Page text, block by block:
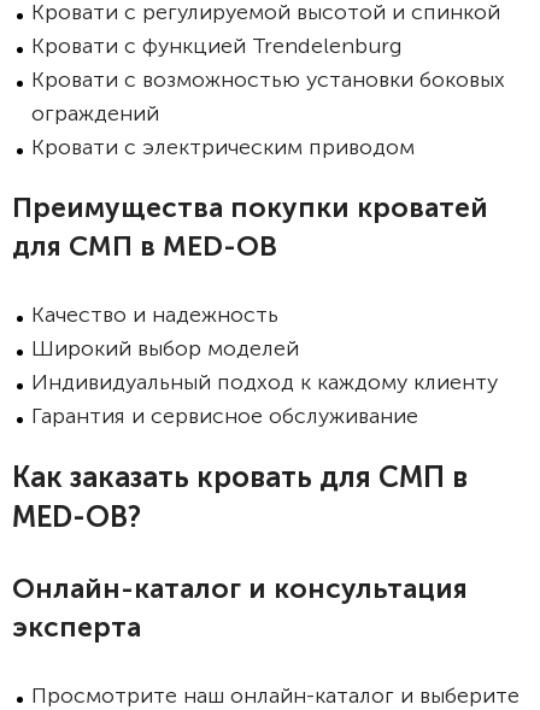
Кровати с регулируемой высотой и спинкой
Кровати с функцией Trendelenburg
Кровати с возможностью установки боковых
ограждений
Кровати с электрическим приводом
Преимущества покупки кроватей
для СМП в MED-OB
Качество и надежность
Широкий выбор моделей
Индивидуальный подход к каждому клиенту
Гарантия и сервисное обслуживание
Как заказать кровать для СМП в
MED-OB?
Онлайн-каталог и консультация
эксперта
Просмотрите наш онлайн-каталог и выберите